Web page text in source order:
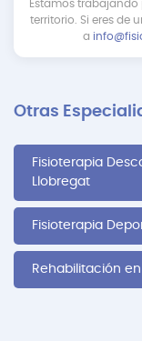
Estamos
territorio. Si eres de
a
Otras
Fisioterapia
Llobregat
Fisioterapia
Rehabilitación